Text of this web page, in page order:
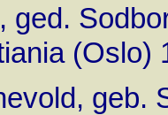
ged.
(Oslo)
geb.